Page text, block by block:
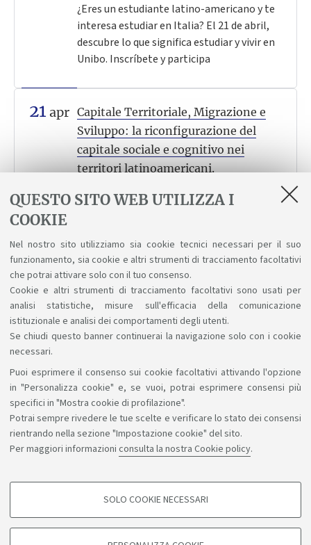
QUESTO SITO WEB UTILIZZA I
COOKIE
Nel nostro sito utilizziamo sia cookie tecnici necessari per il suo
funzionamento, sia cookie e altri strumenti di tracciamento facoltativi
che potrai attivare solo con il tuo consenso.
Cookie e altri strumenti di tracciamento facoltativi sono usati per
analisi statistiche, misure sull'efficacia della comunicazione
istituzionale e analisi dei comportamenti degli utenti.
Se chiudi questo banner continuerai la navigazione solo con i cookie
necessari.
Puoi esprimere il consenso sui cookie facoltativi attivando l'opzione
in "Personalizza cookie" e, se vuoi, potrai esprimere consensi più
specifici in "Mostra cookie di profilazione".
Potrai sempre rivedere le tue scelte e verificare lo stato dei consensi
rientrando nella sezione "Impostazione cookie" del sito.
Per maggiori informazioni consulta la nostra Cookie policy.
COOKIE DI PROFILAZIONE - FACOLTATIVI
SOLO COOKIE NECESSARI
¿Eres un estudiante latino-americano y te
interesa estudiar en Italia? El 21 de abril,
descubre lo que significa estudiar y vivir en
Unibo. Inscríbete y participa
21 apr Capitale Territoriale, Migrazione e
Sviluppo: la riconfigurazione del
capitale sociale e cognitivo nei
territori latinoamericani.
11:00 - 13:00
Lecture Series by Prof.ssa Clarisa Demattei
1 2
Sosteniamo il diritto alla conoscenza
Seguici su: